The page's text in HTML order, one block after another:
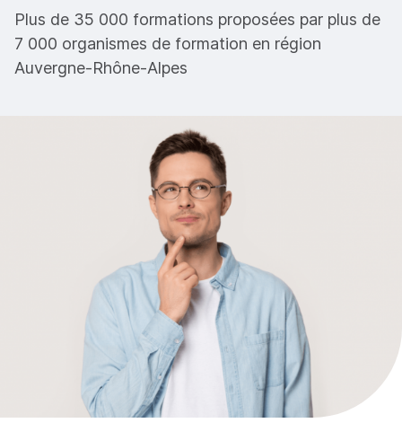
Plus de 35 000 formations proposées par plus de
7 000 organismes de formation en région
Auvergne-Rhône-Alpes